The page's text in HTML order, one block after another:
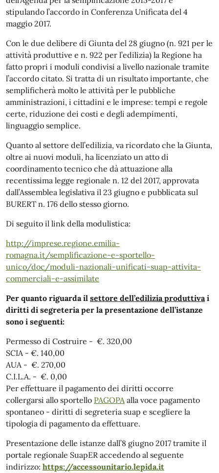
stipulando l’accordo in Conferenza Unificata del 4
maggio 2017.
Con le due delibere di Giunta del 28 giugno (n. 921 per le
attività produttive e n. 922 per l’edilizia) la Regione ha
fatto propri i moduli condivisi a livello nazionale tramite
l’accordo citato. Si tratta di un risultato importante, che
semplificherà molto le attività per le pubbliche
amministrazioni, i cittadini e le imprese: tempi e regole
certe, riduzione dei costi e degli adempimenti,
linguaggio semplice.
Quanto al settore dell’edilizia, va ricordato che la Giunta,
oltre ai nuovi moduli, ha licenziato un atto di
coordinamento tecnico che dà attuazione alla
recentissima legge regionale n. 12 del 2017, approvata
dall’Assemblea legislativa il 23 giugno e pubblicata sul
BURERT n. 176 dello stesso giorno.
Di seguito il link della modulistica:
http://imprese.regione.emilia-
romagna.it/semplificazione-e-sportello-
unico/doc/moduli-nazionali-unificati-suap-attivita-
commerciali-e-assimilate
Per quanto riguarda il settore dell’edilizia produttiva i
diritti di segreteria per la presentazione dell’istanze
sono i seguenti:
Permesso di Costruire - €. 320,00
SCIA - €. 140,00
AUA - €. 270,00
C.I.L.A. - €. 0,00
Per effettuare il pagamento dei diritti occorre
collergarsi allo sportello PAGOPA alla voce pagamento
spontaneo - diritti di segreteria suap e scegliere la
tipologia di pagamento da effettuare.
Presentazione delle istanze dall’8 giugno 2017 tramite il
portale regionale SuapER accedendo al seguente
indirizzo: https://accessounitario.lepida.it